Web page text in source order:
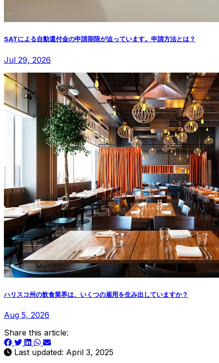
SATによる自動還付金の申請期限が迫っています。申請方法とは？
Jul 29, 2026
ハリスコ州の飲食業界は、いくつの雇用を生み出していますか？
Aug 5, 2026
Share this article:
Last updated: April 3, 2025